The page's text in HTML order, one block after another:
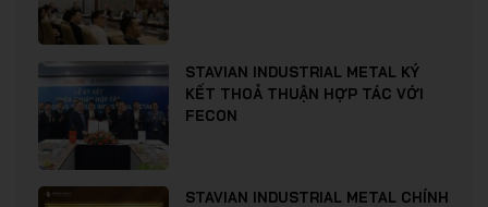
STAVIAN INDUSTRIAL METAL KÝ
KẾT THOẢ THUẬN HỢP TÁC VỚI
FECON
STAVIAN INDUSTRIAL METAL CHÍNH